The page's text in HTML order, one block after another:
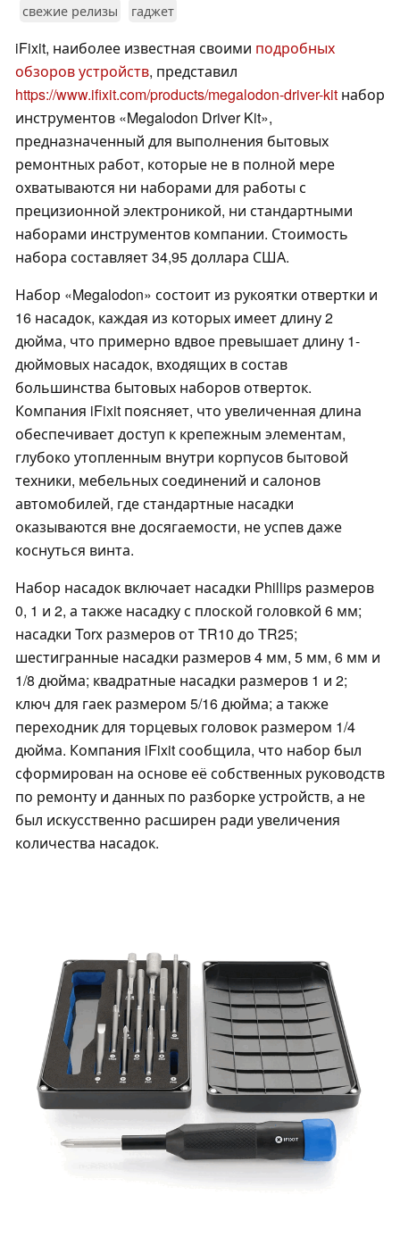
свежие релизы гаджет
iFixit, наиболее известная своими подробных
обзоров устройств, представил
https://www.ifixit.com/products/megalodon-driver-kit набор
инструментов «Megalodon Driver Kit»,
предназначенный для выполнения бытовых
ремонтных работ, которые не в полной мере
охватываются ни наборами для работы с
прецизионной электроникой, ни стандартными
наборами инструментов компании. Стоимость
набора составляет 34,95 доллара США.
Набор «Megalodon» состоит из рукоятки отвертки и
16 насадок, каждая из которых имеет длину 2
дюйма, что примерно вдвое превышает длину 1-
дюймовых насадок, входящих в состав
большинства бытовых наборов отверток.
Компания iFixit поясняет, что увеличенная длина
обеспечивает доступ к крепежным элементам,
глубоко утопленным внутри корпусов бытовой
техники, мебельных соединений и салонов
автомобилей, где стандартные насадки
оказываются вне досягаемости, не успев даже
коснуться винта.
Набор насадок включает насадки Phillips размеров
0, 1 и 2, а также насадку с плоской головкой 6 мм;
насадки Torx размеров от TR10 до TR25;
шестигранные насадки размеров 4 мм, 5 мм, 6 мм и
1/8 дюйма; квадратные насадки размеров 1 и 2;
ключ для гаек размером 5/16 дюйма; а также
переходник для торцевых головок размером 1/4
дюйма. Компания iFixit сообщила, что набор был
сформирован на основе её собственных руководств
по ремонту и данных по разборке устройств, а не
был искусственно расширен ради увеличения
количества насадок.